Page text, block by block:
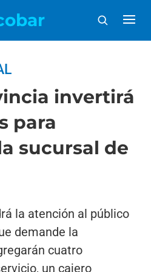
invertirá
para
sucursal de
la atención al público
demande la
cuatro
un cajero